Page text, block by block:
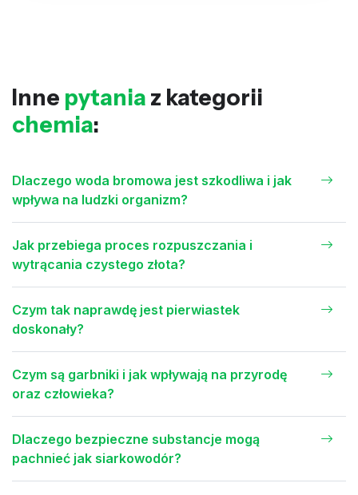
Inne pytania z kategorii
chemia:
Dlaczego woda bromowa jest szkodliwa i jak
wpływa na ludzki organizm?
Jak przebiega proces rozpuszczania i
wytrącania czystego złota?
Czym tak naprawdę jest pierwiastek
doskonały?
Czym są garbniki i jak wpływają na przyrodę
oraz człowieka?
Dlaczego bezpieczne substancje mogą
pachnieć jak siarkowodór?